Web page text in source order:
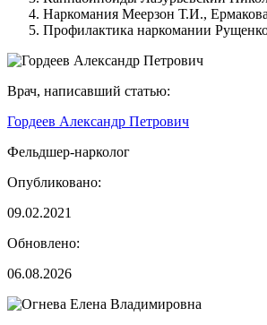
Наркомания Меерзон Т.И.,
Профилактика наркомании
Врач, написавший статью:
Гордеев Александр Петрович
Фельдшер-нарколог
Опубликовано:
09.02.2021
Обновлено:
06.08.2026